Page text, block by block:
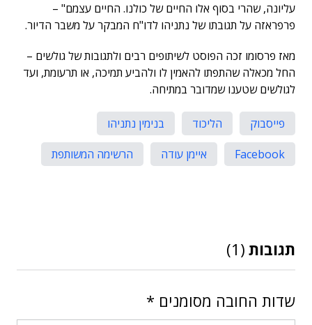
עליונה, שהרי בסוף אלו החיים של כולנו. החיים עצמם" –
פרפראזה על תגובתו של נתניהו לדו"ח המבקר על משבר הדיור.
מאז פרסומו זכה הפוסט לשיתופים רבים ולתגובות של גולשים –
החל מכאלה שהתפתו להאמין לו ולהביע תמיכה, או תרעומת, ועד
לגולשים שטענו שמדובר במתיחה.
פייסבוק הליכוד
בנימין נתניהו
Facebook
איימן עודה הרשימה המשותפת
תגובות (1)
שדות החובה מסומנים *